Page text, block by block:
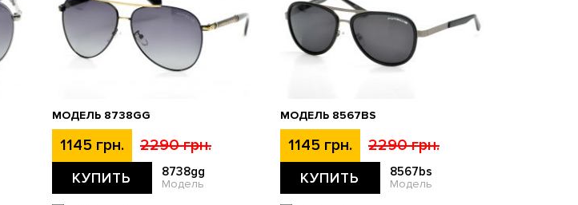
МОДЕЛЬ 8738GG
1145 грн. 2290 грн.
КУПИТЬ 8738gg
Модель
МОДЕЛЬ 8567BS
1145 грн. 2290 грн.
КУПИТЬ 8567bs
Модель